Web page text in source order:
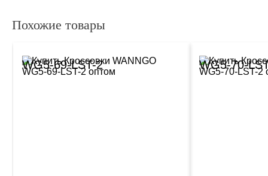
Похожие товары
WG5-69-LST-2 WG5-70-